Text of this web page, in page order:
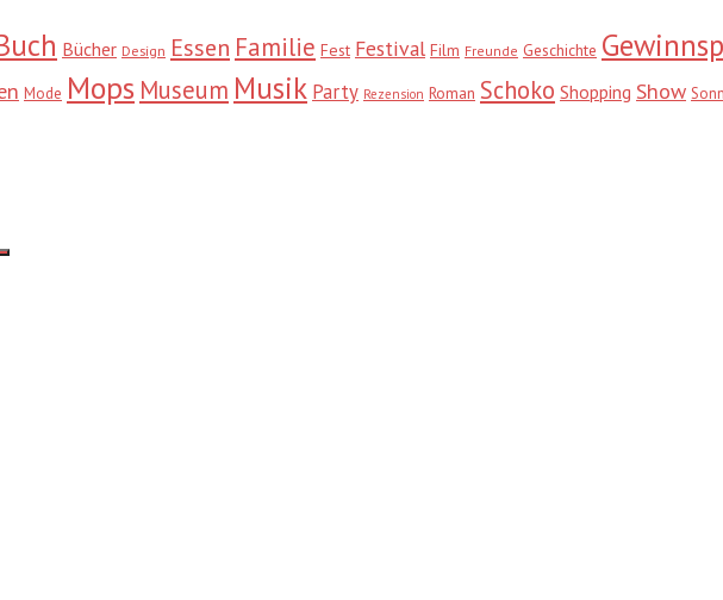
Bücher Design Essen Familie Fest Festival Film Freunde Geschichte
Mode Mops Museum Musik Party Rezension Roman Schoko Shopping Show